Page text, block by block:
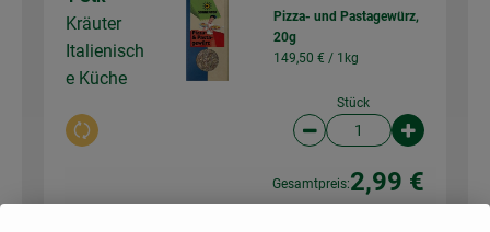
Kräuter
Italienisch
e Küche
Auswahl ändern
Pizza- und Pastagewürz,
20g
149,50 € / 1kg
Stück
Artikelanzahl
Gesamtpreis:2,99 €